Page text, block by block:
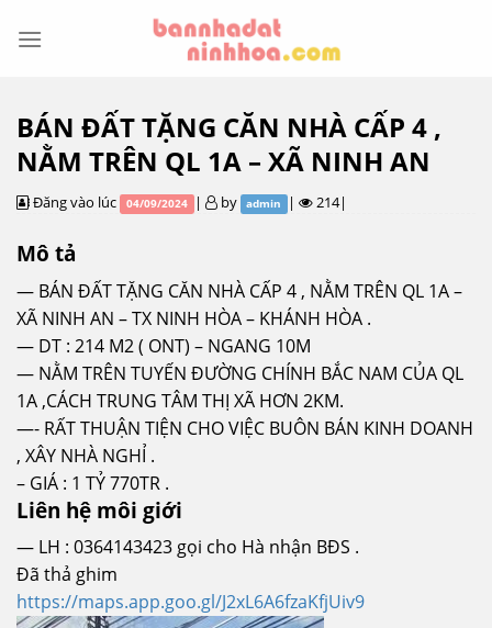
BÁN ĐẤT TẶNG CĂN NHÀ CẤP 4 ,
NẰM TRÊN QL 1A – XÃ NINH AN
Đăng vào lúc 04/09/2024 | by admin | 214|
Mô tả
— BÁN ĐẤT TẶNG CĂN NHÀ CẤP 4 , NẰM TRÊN QL 1A –
XÃ NINH AN – TX NINH HÒA – KHÁNH HÒA .
— DT : 214 M2 ( ONT) – NGANG 10M
— NẰM TRÊN TUYẾN ĐƯỜNG CHÍNH BẮC NAM CỦA QL
1A ,CÁCH TRUNG TÂM THỊ XÃ HƠN 2KM.
—- RẤT THUẬN TIỆN CHO VIỆC BUÔN BÁN KINH DOANH
, XÂY NHÀ NGHỈ .
– GIÁ : 1 TỶ 770TR .
Liên hệ môi giới
— LH : 0364143423 gọi cho Hà nhận BĐS .
Đã thả ghim
https://maps.app.goo.gl/J2xL6A6fzaKfjUiv9